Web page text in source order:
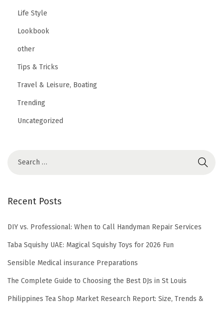
Life Style
Lookbook
other
Tips & Tricks
Travel & Leisure, Boating
Trending
Uncategorized
Recent Posts
DIY vs. Professional: When to Call Handyman Repair Services
Taba Squishy UAE: Magical Squishy Toys for 2026 Fun
Sensible Medical insurance Preparations
The Complete Guide to Choosing the Best DJs in St Louis
Philippines Tea Shop Market Research Report: Size, Trends &